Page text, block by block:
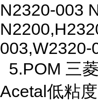
N2320-003
003,W2320-
5.POM 三
Acetal低粘